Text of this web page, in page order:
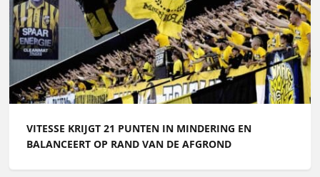
VITESSE KRIJGT 21 PUNTEN IN MINDERING EN
BALANCEERT OP RAND VAN DE AFGROND